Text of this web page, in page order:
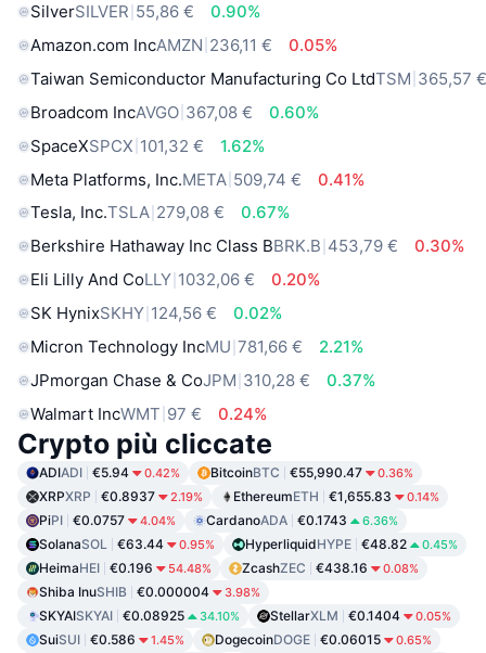
SilverSILVER 55,86 €
0.90%
Amazon.com IncAMZN 236,11 €
0.05%
Taiwan Semiconductor Manufacturing Co LtdTSM 365,57
Broadcom IncAVGO 367,08 €
0.60%
SpaceXSPCX 101,32 €
1.62%
Meta Platforms, Inc.META 509,74 €
0.41%
Tesla, Inc.TSLA 279,08 €
0.67%
Berkshire Hathaway Inc Class BBRK.B 453,79 €
0.30%
Eli Lilly And CoLLY 1032,06 €
0.20%
SK HynixSKHY 124,56 €
0.02%
Micron Technology IncMU 781,66 €
2.21%
JPmorgan Chase & CoJPM 310,28 €
0.37%
Walmart IncWMT 97 € 0.24%
Crypto più cliccate
ADIADI €5.94 0.42% BitcoinBTC €55,990.47 0.36%
XRPXRP €0.8937 2.19% EthereumETH €1,655.83 0.14%
PiPI €0.0757 4.04% CardanoADA €0.1743 6.36%
SolanaSOL €63.44 0.95% HyperliquidHYPE €48.82 0.45%
HeimaHEI €0.196 54.48% ZcashZEC €438.16 0.08%
Shiba InuSHIB €0.000004 3.98%
SKYAISKYAI €0.08925 34.10% StellarXLM €0.1404 0.05%
SuiSUI €0.586 1.45% DogecoinDOGE €0.06015 0.65%